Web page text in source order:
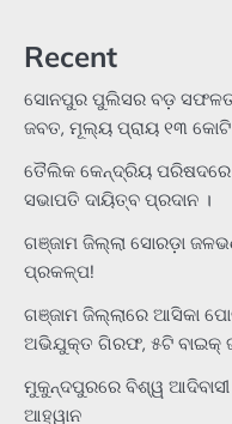
Recent
ସୋନପୁର ପୁଲିସର ବଡ଼
ଜବତ, ମୂଲ୍ୟ ପ୍ରାୟ ୧୩ କୋଟି
ତୈଲିକ କେନ୍ଦ୍ରିୟ ପରିଷଦରେ
ସଭାପତି ଦାୟିତ୍ବ ପ୍ରଦାନ ।
ଗଞ୍ଜାମ ଜିଲ୍ଲା ସୋରଡ଼ା
ପ୍ରକଳ୍ପ!
ଗଞ୍ଜାମ ଜିଲ୍ଲାରେ ଆସିକା
ଅଭିଯୁକ୍ତ ଗିରଫ, ୫ଟି ବାଇକ୍
ମୁକୁନ୍ଦପୁରରେ ବିଶ୍ୱ ଆଦିବାସୀ
ଆହ୍ୱାନ